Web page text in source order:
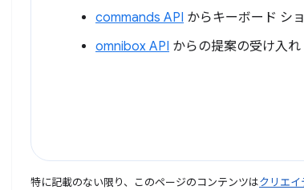
commands API からキーボード シ
omnibox API からの提案の受け入れ
特に記載のない限り、このページのコンテンツはクリエ